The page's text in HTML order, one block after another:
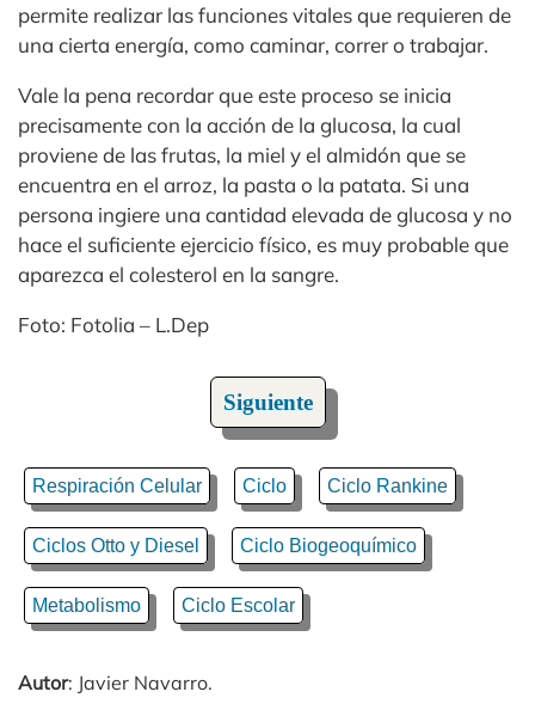
permite realizar las funciones vitales que requieren de
una cierta energía, como caminar, correr o trabajar.
Vale la pena recordar que este proceso se inicia
precisamente con la acción de la glucosa, la cual
proviene de las frutas, la miel y el almidón que se
encuentra en el arroz, la pasta o la patata. Si una
persona ingiere una cantidad elevada de glucosa y no
hace el suficiente ejercicio físico, es muy probable que
aparezca el colesterol en la sangre.
Foto: Fotolia – L.Dep
Siguiente
Respiración Celular Ciclo Ciclo Rankine
Ciclos Otto y Diesel Ciclo Biogeoquímico
Metabolismo Ciclo Escolar
Autor: Javier Navarro.